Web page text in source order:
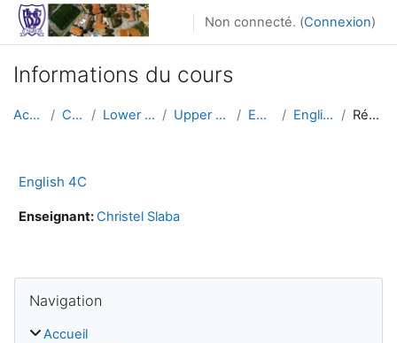
Passer au contenu principal
Non connecté. (Connexion)
Informations du cours
Accueil Cours Lower School Upper Primary English English 4C Résumé
English 4C
Enseignant:Christel Slaba
Navigation
Accueil